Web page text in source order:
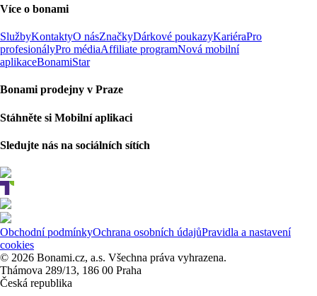
Více o bonami
SlužbyKontaktyO násZnačkyDárkové poukazyKariéraPro
profesionályPro médiaAffiliate programNová mobilní
aplikaceBonamiStar
Bonami prodejny v Praze
Stáhněte si Mobilní aplikaci
Sledujte nás na sociálních sítích
Obchodní podmínkyOchrana osobních údajůPravidla a nastavení
cookies
© 2026 Bonami.cz, a.s. Všechna práva vyhrazena.
Thámova 289/13, 186 00 Praha
Česká republika